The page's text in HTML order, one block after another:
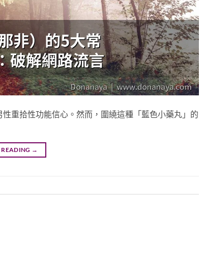
重拾性功能信心。然而，圍繞這種「藍色小藥丸」的
→